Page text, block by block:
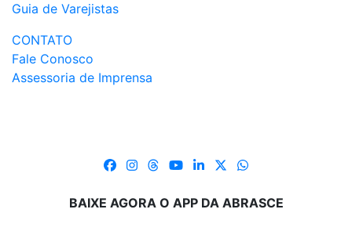
Guia de Varejistas
CONTATO
Fale Conosco
Assessoria de Imprensa
BAIXE AGORA O APP DA ABRASCE